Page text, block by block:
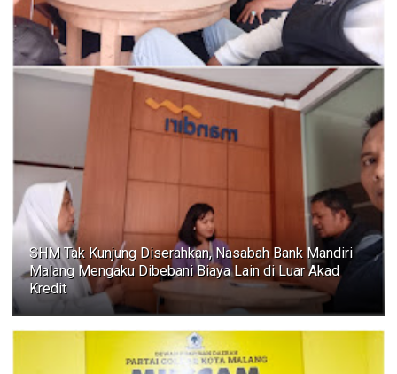
SHM Tak Kunjung Diserahkan, Nasabah Bank Mandiri
Malang Mengaku Dibebani Biaya Lain di Luar Akad
Kredit